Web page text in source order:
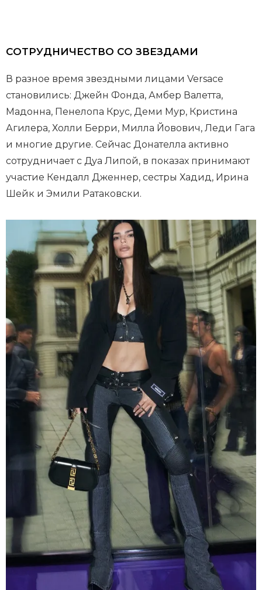
СОТРУДНИЧЕСТВО СО ЗВЕЗДАМИ
В разное время звездными лицами Versace
становились: Джейн Фонда, Амбер Валетта,
Мадонна, Пенелопа Крус, Деми Мур, Кристина
Агилера, Холли Берри, Милла Йовович, Леди Гага
и многие другие. Сейчас Донателла активно
сотрудничает с Дуа Липой, в показах принимают
участие Кендалл Дженнер, сестры Хадид, Ирина
Шейк и Эмили Ратаковски.